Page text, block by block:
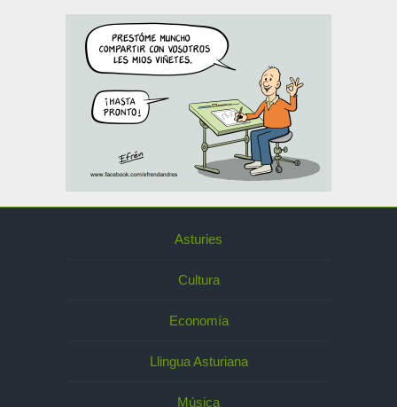
Asturies
Cultura
Economía
Llingua Asturiana
Música